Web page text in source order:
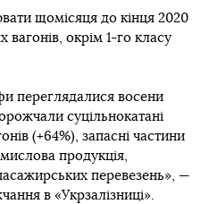
щомісяця до кінця 2020
вагонів, окрім 1-го класу
переглядалися восени
суцільнокатані
(+64%), запасні частини
продукція,
перевезень», —
в «Укрзалізниці».